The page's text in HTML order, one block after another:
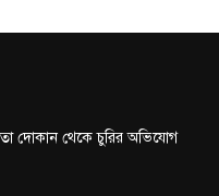
দোকান থেকে চুরির অভিযোগ